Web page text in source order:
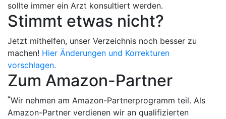
sollte immer ein Arzt konsultiert werden.
Stimmt etwas nicht?
Jetzt mithelfen, unser Verzeichnis noch besser zu
machen! Hier Änderungen und Korrekturen
vorschlagen.
Zum Amazon-Partner
*Wir nehmen am Amazon-Partnerprogramm teil. Als
Amazon-Partner verdienen wir an qualifizierten